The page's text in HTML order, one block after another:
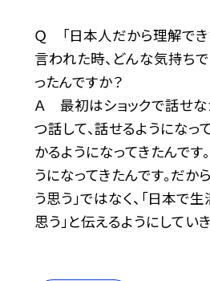
Ｑ 「日本人だから理解でき
言われた時、どんな気持ち
ったんですか？
Ａ 最初はショックで話せな
つ話して、話せるようになっ
かるようになってきたんです
うになってきたんです。だか
う思う」ではなく、「日本で
思う」と伝えるようにしてい